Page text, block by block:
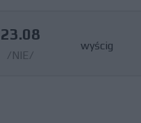
23.08
/NIE/
wyścig